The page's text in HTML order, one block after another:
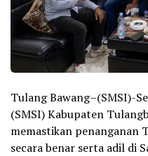
Tulang Bawang–(SMSI)-
(SMSI) Kabupaten
memastikan penanganan
secara benar serta adil di